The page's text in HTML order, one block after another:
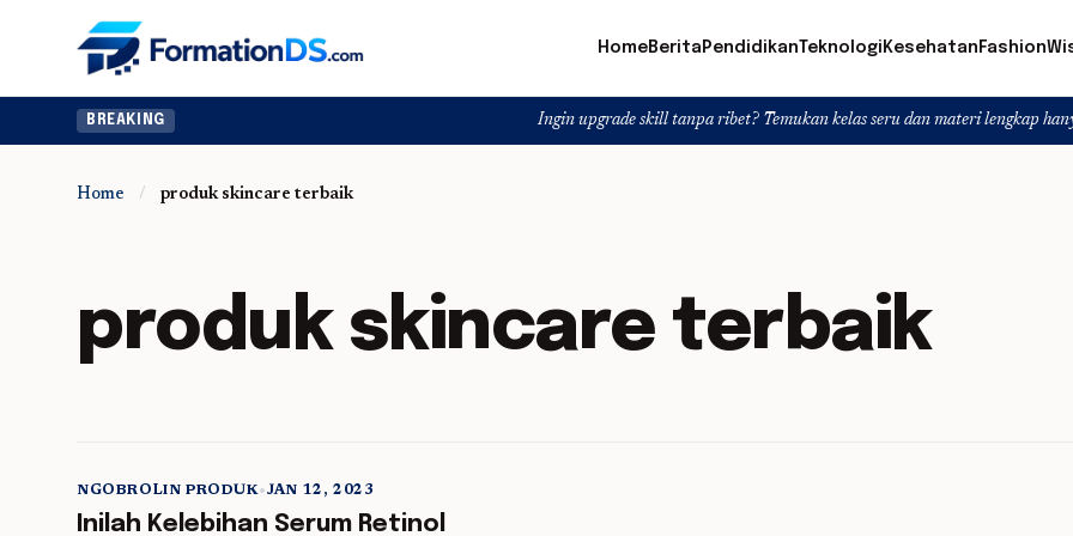
HomeBerita PendidikanTeknologi Kesehatan Fashion
BREAKING Ingin upgrade skill tanpa ribet? Temukan kelas seru dan materi lengkap hanya di
Home / produk skincare terbaik
produk skincare terbaik
5 min read
NGOBROLIN PRODUK•JAN 12, 2023
Inilah Kelebihan Serum Retinol